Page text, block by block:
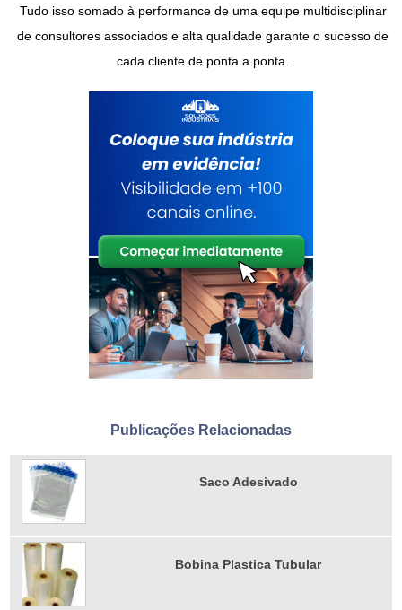
Tudo isso somado à performance de uma equipe multidisciplinar
de consultores associados e alta qualidade garante o sucesso de
cada cliente de ponta a ponta.
Publicações Relacionadas
Saco Adesivado
Bobina Plastica Tubular